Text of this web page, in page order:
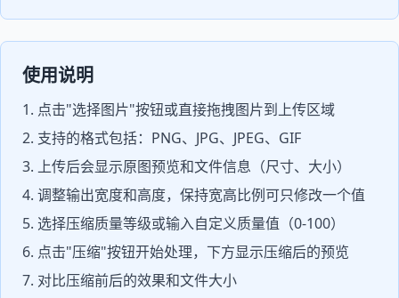
使用说明
点击"选择图片"按钮或直接拖拽图片到上传区域
支持的格式包括：PNG、JPG、JPEG、GIF
上传后会显示原图预览和文件信息（尺寸、大小）
调整输出宽度和高度，保持宽高比例可只修改一个值
选择压缩质量等级或输入自定义质量值（0-100）
点击"压缩"按钮开始处理，下方显示压缩后的预览
对比压缩前后的效果和文件大小